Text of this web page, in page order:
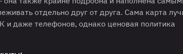
отдельно друг от друга. Сама карта
и даже телефонов, однако ценовая политика